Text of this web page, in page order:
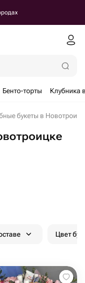
Бенто-торты Клубника
букеты в
Цвет